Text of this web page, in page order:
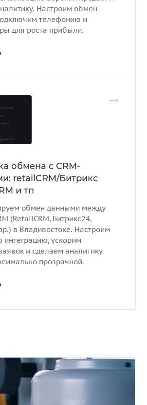
Настроим обмен
телефонию и
для роста прибыли.
обмена с CRM-
retailCRM/Битрикс
и тп
обмен данными между
(RetailCRM, Битрикс24,
в Владивостоке. Настроим
интеграцию, ускорим
и сделаем аналитику
прозрачной.